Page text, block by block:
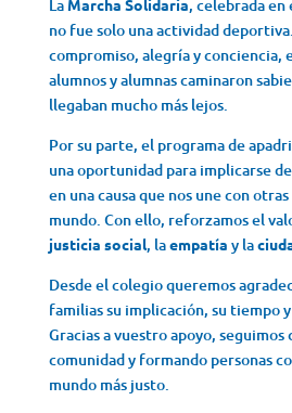
La Marcha Solidaria, celebrada
no fue solo una actividad
compromiso, alegría y conciencia,
alumnos y alumnas caminaron
llegaban mucho más lejos.
Por su parte, el programa de
una oportunidad para implicarse
en una causa que nos une con
mundo. Con ello, reforzamos el
justicia social, laempatía y la
Desde el colegio queremos
familias su implicación, su tiempo
Gracias a vuestro apoyo,
comunidad y formando personas
mundo más justo.